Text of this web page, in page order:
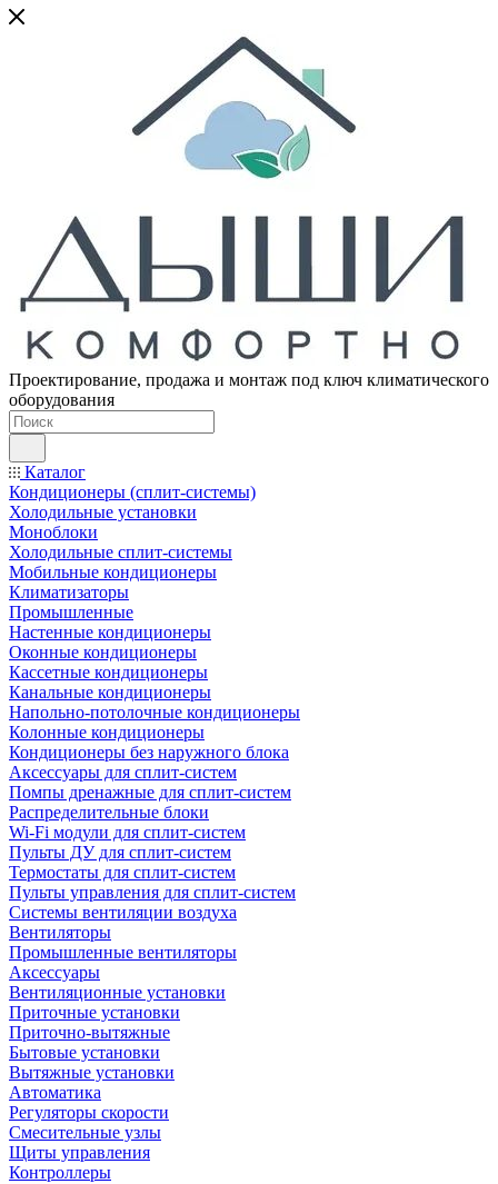
Проектирование, продажа и монтаж под ключ климатического
оборудования
Каталог
Кондиционеры (сплит-системы)
Холодильные установки
Моноблоки
Холодильные сплит-системы
Мобильные кондиционеры
Климатизаторы
Промышленные
Настенные кондиционеры
Оконные кондиционеры
Кассетные кондиционеры
Канальные кондиционеры
Напольно-потолочные кондиционеры
Колонные кондиционеры
Кондиционеры без наружного блока
Аксессуары для сплит-систем
Помпы дренажные для сплит-систем
Распределительные блоки
Wi-Fi модули для сплит-систем
Пульты ДУ для сплит-систем
Термостаты для сплит-систем
Пульты управления для сплит-систем
Системы вентиляции воздуха
Вентиляторы
Промышленные вентиляторы
Аксессуары
Вентиляционные установки
Приточные установки
Приточно-вытяжные
Бытовые установки
Вытяжные установки
Автоматика
Регуляторы скорости
Смесительные узлы
Щиты управления
Контроллеры